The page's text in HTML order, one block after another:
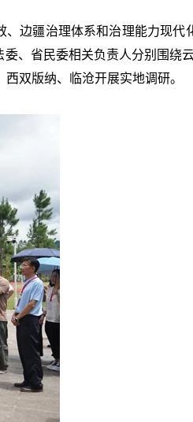
、边疆治理体系和治理能力现代
、省民委相关负责人分别围绕
双版纳、临沧开展实地调研。